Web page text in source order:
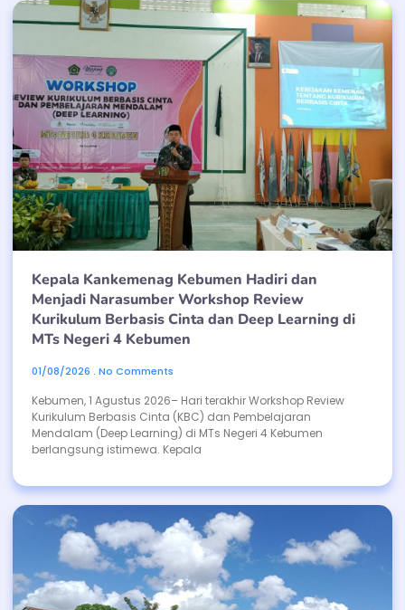
Kepala Kankemenag Kebumen Hadiri dan
Menjadi Narasumber Workshop Review
Kurikulum Berbasis Cinta dan Deep Learning di
MTs Negeri 4 Kebumen
01/08/2026 No Comments
Kebumen, 1 Agustus 2026– Hari terakhir Workshop Review
Kurikulum Berbasis Cinta (KBC) dan Pembelajaran
Mendalam (Deep Learning) di MTs Negeri 4 Kebumen
berlangsung istimewa. Kepala